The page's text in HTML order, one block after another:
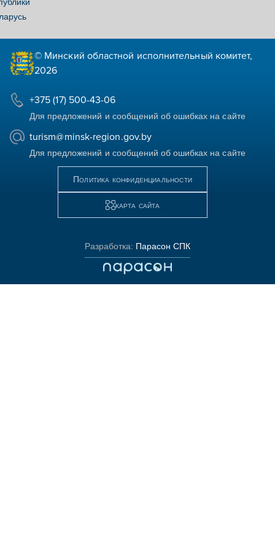
© Минский областной исполнительный комитет,
2026
+375 (17) 500-43-06
Для предложений и сообщений об ошибках на сайте
turism@minsk-region.gov.by
Для предложений и сообщений об ошибках на сайте
Политика конфиденциальности
карта сайта
Разработка: Парасон СПК